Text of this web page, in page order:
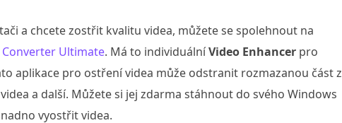
a chcete zostřit kvalitu videa, můžete se spolehnout na
Converter Ultimate. Má to individuálníVideo Enhancer pro
aplikace pro ostření videa může odstranit rozmazanou část z
a další. Můžete si jej zdarma stáhnout do svého Windows
vyostřit videa.